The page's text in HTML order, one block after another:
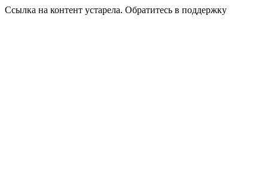
Ссылка на контент устарела. Обратитесь в поддержку